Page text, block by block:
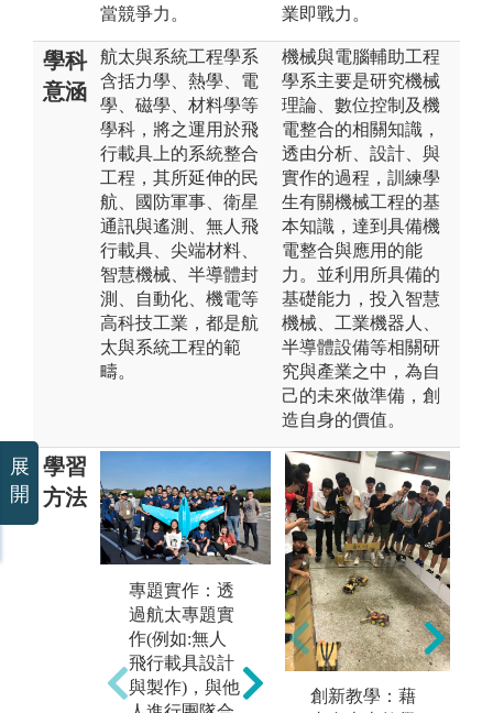
當競爭力。
業即戰力。
學科
意涵
航太與系統工程學系
含括力學、熱學、電
學、磁學、材料學等
學科，將之運用於飛
行載具上的系統整合
工程，其所延伸的民
航、國防軍事、衛星
通訊與遙測、無人飛
行載具、尖端材料、
智慧機械、半導體封
測、自動化、機電等
高科技工業，都是航
太與系統工程的範
疇。
機械與電腦輔助工程
學系主要是研究機械
理論、數位控制及機
電整合的相關知識，
透由分析、設計、與
實作的過程，訓練學
生有關機械工程的基
本知識，達到具備機
電整合與應用的能
力。並利用所具備的
基礎能力，投入智慧
機械、工業機器人、
半導體設備等相關研
究與產業之中，為自
己的未來做準備，創
造自身的價值。
學習
方法
專題實作：透
過航太專題實
作(例如:無人
飛行載具設計
與製作)，與他
實驗分析：藉
由航太工程實
驗之實際操作
驗證相關理
論，提高學習
創新教學：藉
展
開